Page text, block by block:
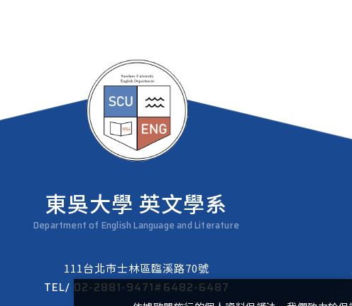
東吳大學 英文學系
Department of English Language and Literature
111台北市士林區臨溪路70號
TEL/ 02-2881-9471#6482-6487